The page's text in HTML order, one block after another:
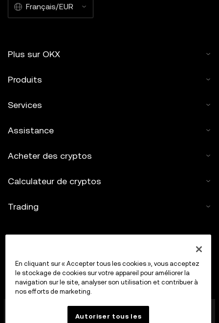
Français/EUR
Plus sur OKX
Produits
Services
Assistance
Acheter des cryptos
Calculateur de cryptos
Trading
OkX Europe Limited, opérant sous le nom commercial
OKX, est désormais une plateforme de trading de
En cliquant sur « Accepter tous les cookies », vous acceptez
le stockage de cookies sur votre appareil pour améliorer la
navigation sur le site, analyser son utilisation et contribuer à
nos efforts de marketing.
Autoriser tous les